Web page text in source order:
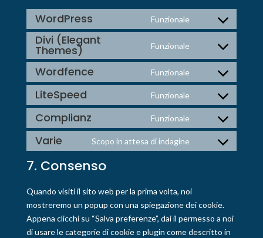
WordPress Funzionale
Consent
service
Divi (Elegant
Themes) Funzionale
Consent
to
service
(elegant-
themes)
Wordfence Funzionale
Consent
service
wordfence
LiteSpeed Funzionale
Consent
service
litespeed
Complianz Funzionale
Consent
service
Varie Scopo in attesa di indagine
Consent
7. Consenso
Quando visiti il sito web per la prima volta, noi
mostreremo un popup con una spiegazione dei cookie.
Appena clicchi su “Salva preferenze”, dai il permesso a noi
di usare le categorie di cookie e plugin come descritto in